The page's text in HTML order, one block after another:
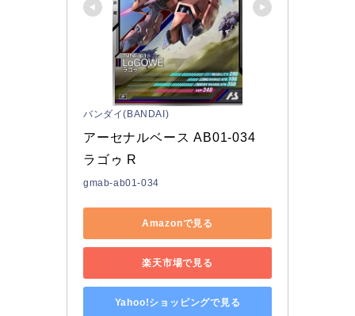
バンダイ(BANDAI)
アーセナルベース AB01-034
ラゴゥ R
gmab-ab01-034
Amazonで見る
楽天市場で見る
Yahoo!ショッピングで見る